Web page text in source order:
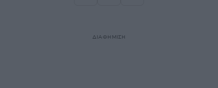
ΔΙΑΦΗΜΙΣΗ